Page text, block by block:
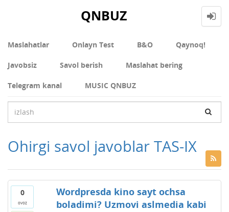
QNBUZ
Maslahatlar Onlayn Test В&О Qaynoq!
Javobsiz Savol berish Maslahat bering
Telegram kanal MUSIC QNBUZ
Ohirgi savol javoblar TAS-IX
0
ovoz
Wordpresda kino sayt ochsa
boladimi? Uzmovi aslmedia kabi